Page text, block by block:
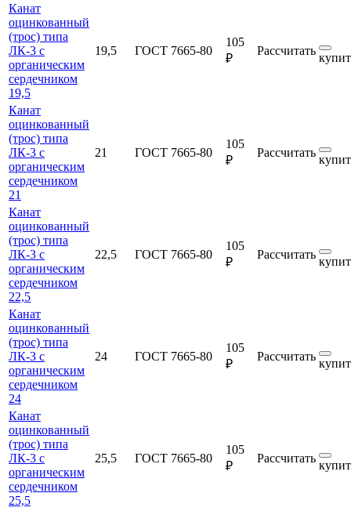
Канат
оцинкованный
(трос) типа
ЛК-3 с
органическим
сердечником
19,5
19,5 ГОСТ 7665-80
105
₽
Рассчитать
Канат
оцинкованный
(трос) типа
ЛК-3 с
органическим
сердечником
21
21 ГОСТ 7665-80
105
₽
Рассчитать
Канат
оцинкованный
(трос) типа
ЛК-3 с
органическим
сердечником
22,5
22,5 ГОСТ 7665-80
105
₽
Рассчитать
Канат
оцинкованный
(трос) типа
ЛК-3 с
органическим
сердечником
24
24 ГОСТ 7665-80
105
₽
Рассчитать
Канат
оцинкованный
(трос) типа
ЛК-3 с
органическим
сердечником
25,5
25,5 ГОСТ 7665-80
105
₽
Рассчитать